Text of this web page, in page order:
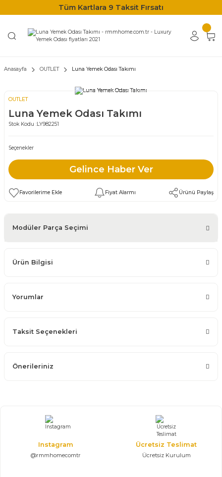
Tüm Kartlara 9 Taksit Fırsatı
Anasayfa OUTLET Luna Yemek Odası Takımı
OUTLET
Luna Yemek Odası Takımı
Stok Kodu :LY982251
Seçenekler
Gelince Haber Ver
Fiyat Alarmı Ürünü Paylaş
Modüler Parça Seçimi
Ürün Bilgisi
Yorumlar
Taksit Seçenekleri
Önerileriniz
Instagram
@rmmhomecomtr
Ücretsiz Teslimat
Ücretsiz Kurulum